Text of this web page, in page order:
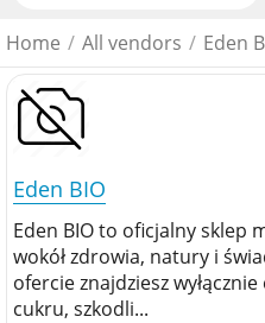
Home / All vendors / Eden
Eden BIO
Eden BIO to oficjalny sklep
wokół zdrowia, natury i
ofercie znajdziesz
cukru, szkodli...